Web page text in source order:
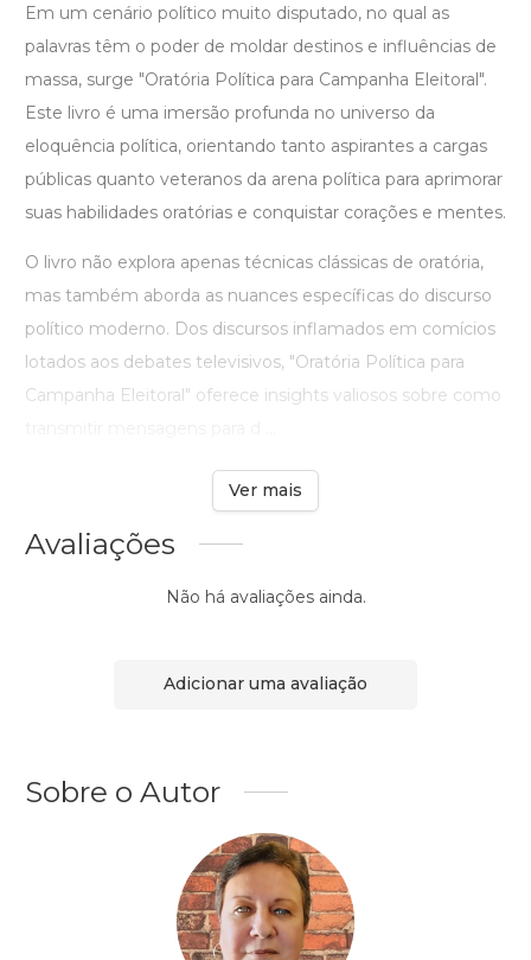
Em um cenário político muito disputado, no qual as
palavras têm o poder de moldar destinos e influências de
massa, surge "Oratória Política para Campanha Eleitoral".
Este livro é uma imersão profunda no universo da
eloquência política, orientando tanto aspirantes a cargas
públicas quanto veteranos da arena política para aprimorar
suas habilidades oratórias e conquistar corações e mentes.
O livro não explora apenas técnicas clássicas de oratória,
mas também aborda as nuances específicas do discurso
político moderno. Dos discursos inflamados em comícios
lotados aos debates televisivos, "Oratória Política para
Campanha Eleitoral" oferece insights valiosos sobre como
Ver mais
Avaliações
Não há avaliações ainda.
Adicionar uma avaliação
Sobre o Autor